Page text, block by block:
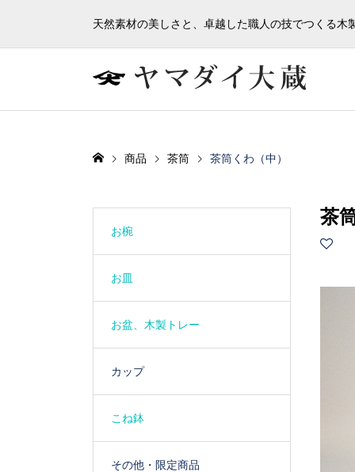
天然素材の美しさと、卓越した職人の技でつくる木
商品 茶筒 茶筒くわ（中）
茶
お椀
お皿
お盆、木製トレー
カップ
こね鉢
その他・限定商品